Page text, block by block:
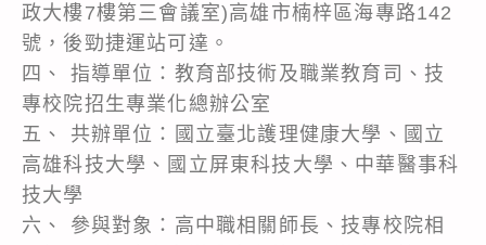
政大樓7樓第三會議室)高雄市楠梓區海專路142
號，後勁捷運站可達。
四、 指導單位：教育部技術及職業教育司、技
專校院招生專業化總辦公室
五、 共辦單位：國立臺北護理健康大學、國立
高雄科技大學、國立屏東科技大學、中華醫事科
技大學
六、 參與對象：高中職相關師長、技專校院相